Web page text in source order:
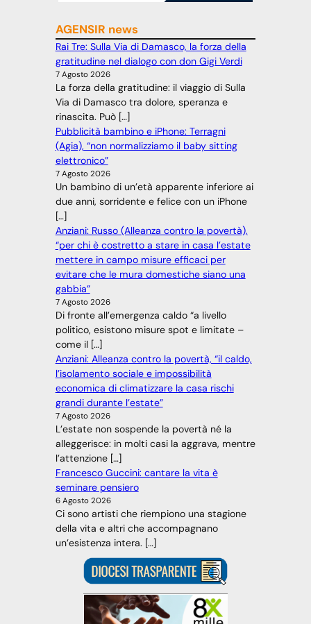
AGENSIR news
Rai Tre: Sulla Via di Damasco, la forza della
gratitudine nel dialogo con don Gigi Verdi
7 Agosto 2026
La forza della gratitudine: il viaggio di Sulla
Via di Damasco tra dolore, speranza e
rinascita. Può […]
Pubblicità bambino e iPhone: Terragni
(Agia), “non normalizziamo il baby sitting
elettronico”
7 Agosto 2026
Un bambino di un’età apparente inferiore ai
due anni, sorridente e felice con un iPhone
[…]
Anziani: Russo (Alleanza contro la povertà),
“per chi è costretto a stare in casa l’estate
mettere in campo misure efficaci per
evitare che le mura domestiche siano una
gabbia”
7 Agosto 2026
Di fronte all’emergenza caldo “a livello
politico, esistono misure spot e limitate –
come il […]
Anziani: Alleanza contro la povertà, “il caldo,
l’isolamento sociale e impossibilità
economica di climatizzare la casa rischi
grandi durante l’estate”
7 Agosto 2026
L’estate non sospende la povertà né la
alleggerisce: in molti casi la aggrava, mentre
l’attenzione […]
Francesco Guccini: cantare la vita è
seminare pensiero
6 Agosto 2026
Ci sono artisti che riempiono una stagione
della vita e altri che accompagnano
un’esistenza intera. […]